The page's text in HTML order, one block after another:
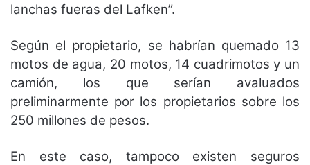
lanchas fueras del Lafken”.
Según el propietario, se habrían quemado 13
motos de agua, 20 motos, 14 cuadrimotos y un
camión, los que serían avaluados
preliminarmente por los propietarios sobre los
250 millones de pesos.
En este caso, tampoco existen seguros